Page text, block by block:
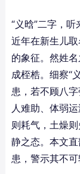
“义晗”二字，
近年在新生儿
的象征。然姓
成桎梏。细察“
患，若不顾八
人难助、体弱
则耗气，土燥
静之态。本文
患，警示其不可